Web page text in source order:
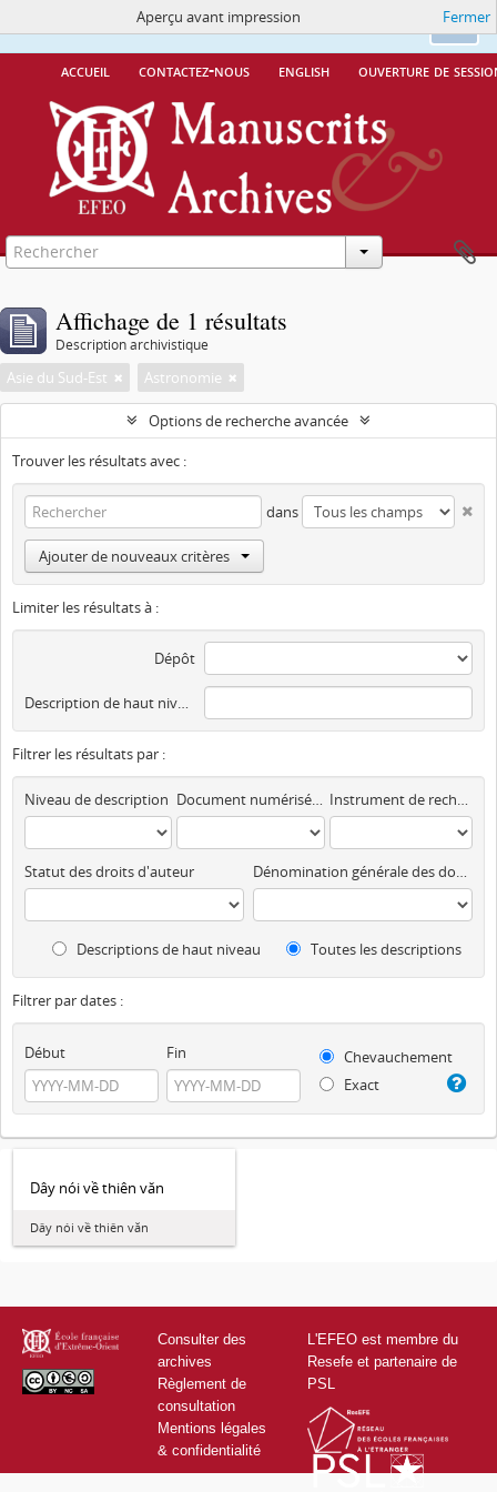
Ok
Ce site utilise des cookiesMore Info.
accueil contactez-nous english ouverture de
Aperçu avant impression Fermer
Affichage de 1 résultats
Description archivistique
Asie du Sud-Est Astronomie
Options de recherche avancée
Trouver les résultats avec :
dans
Ajouter de nouveaux critères
Limiter les résultats à :
Dépôt
Description de haut niveau
Filtrer les résultats par :
Niveau de description Document numérisé disponible Instrument de recherche
Statut des droits d'auteur Dénomination générale des documents
Descriptions de haut niveau Toutes les descriptions
Filtrer par dates :
Début Fin
Chevauchement
Exact
Dây nói về thiên văn
Dây nói về thiên văn
Consulter des
archives
Règlement de
consultation
Mentions légales
& confidentialité
L'EFEO est membre du
Resefe et partenaire de
PSL